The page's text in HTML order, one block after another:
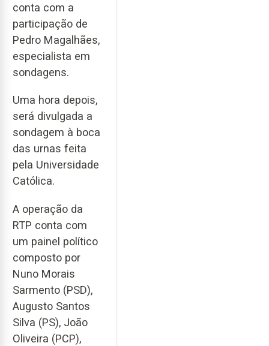
conta com a
participação de
Pedro Magalhães,
especialista em
sondagens.
Uma hora depois,
será divulgada a
sondagem à boca
das urnas feita
pela Universidade
Católica.
A operação da
RTP conta com
um painel político
composto por
Nuno Morais
Sarmento (PSD),
Augusto Santos
Silva (PS), João
Oliveira (PCP),